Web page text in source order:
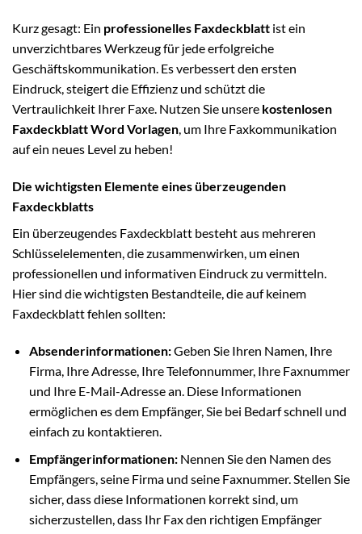
Kurz gesagt: Ein professionelles Faxdeckblatt ist ein
unverzichtbares Werkzeug für jede erfolgreiche
Geschäftskommunikation. Es verbessert den ersten
Eindruck, steigert die Effizienz und schützt die
Vertraulichkeit Ihrer Faxe. Nutzen Sie unsere kostenlosen
Faxdeckblatt Word Vorlagen, um Ihre Faxkommunikation
auf ein neues Level zu heben!
Die wichtigsten Elemente eines überzeugenden
Faxdeckblatts
Ein überzeugendes Faxdeckblatt besteht aus mehreren
Schlüsselelementen, die zusammenwirken, um einen
professionellen und informativen Eindruck zu vermitteln.
Hier sind die wichtigsten Bestandteile, die auf keinem
Faxdeckblatt fehlen sollten:
Absenderinformationen:Geben Sie Ihren Namen, Ihre
Firma, Ihre Adresse, Ihre Telefonnummer, Ihre Faxnummer
und Ihre E-Mail-Adresse an. Diese Informationen
ermöglichen es dem Empfänger, Sie bei Bedarf schnell und
einfach zu kontaktieren.
Empfängerinformationen:Nennen Sie den Namen des
Empfängers, seine Firma und seine Faxnummer. Stellen Sie
sicher, dass diese Informationen korrekt sind, um
sicherzustellen, dass Ihr Fax den richtigen Empfänger